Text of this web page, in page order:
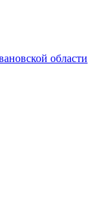
области